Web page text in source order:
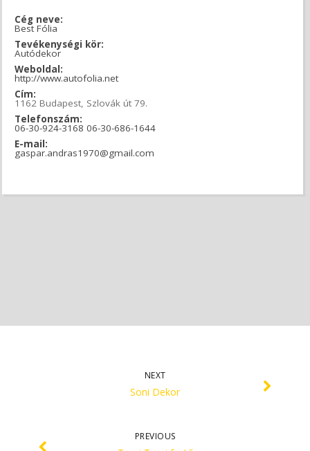
Cég neve:
Best Fólia
Tevékenységi kör:
Autódekor
Weboldal:
http://www.autofolia.net
Cím:
1162 Budapest, Szlovák út 79.
Telefonszám:
06-30-924-3168 06-30-686-1644
E-mail:
gaspar.andras1970@gmail.com
NEXT
Soni Dekor
PREVIOUS